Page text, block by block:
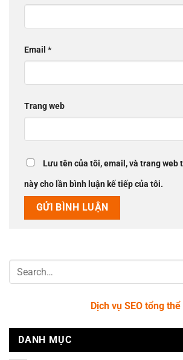
Email *
Trang web
Lưu tên của tôi, email, và trang web
này cho lần bình luận kế tiếp của tôi.
Dịch vụ SEO tổng thể
DANH MỤC